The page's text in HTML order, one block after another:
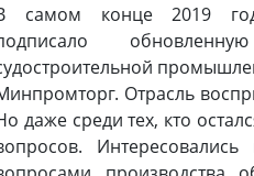
самом конце 2019
Отрасль
даже среди тех, кто